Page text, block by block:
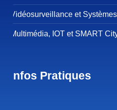
Vidéosurveillance et
Multimédia, IOT et SMART
Infos Pratiques